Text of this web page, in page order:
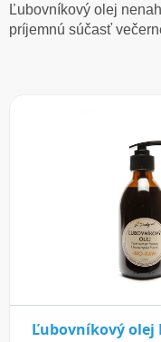
Ľubovníkový olej
príjemnú súčasť